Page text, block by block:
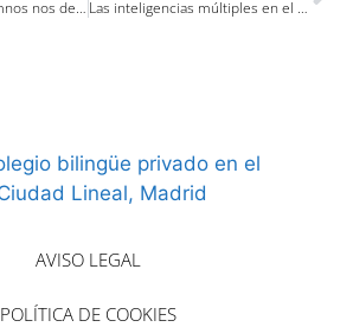
AVISO LEGAL
POLÍTICA DE COOKIES